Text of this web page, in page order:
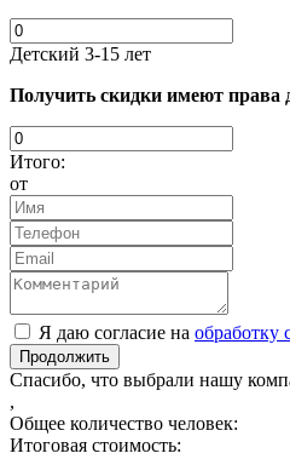
Детский 3-15 лет
Получить скидки имеют права
Итого:
от
Я даю согласие на обработку
Продолжить
Спасибо, что выбрали нашу
,
Общее количество человек:
Итоговая стоимость: